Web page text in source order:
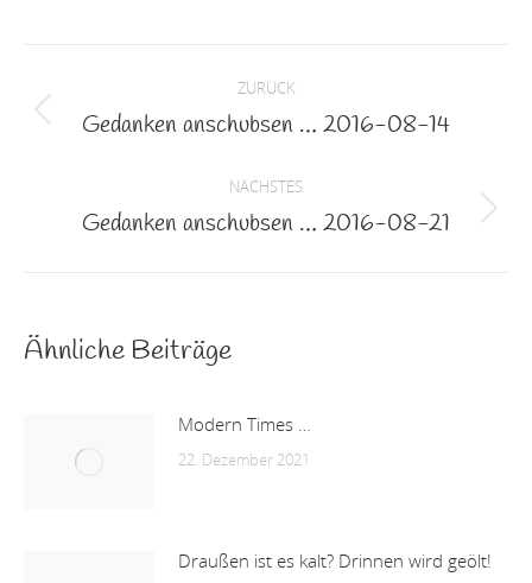
Kommentarnavigation
ZURÜCK
Vorheriger
Gedanken anschubsen … 2016-08-14
NÄCHSTES
Nächster
Gedanken anschubsen … 2016-08-21
Ähnliche Beiträge
Modern Times …
22. Dezember 2021
Draußen ist es kalt? Drinnen wird geölt!